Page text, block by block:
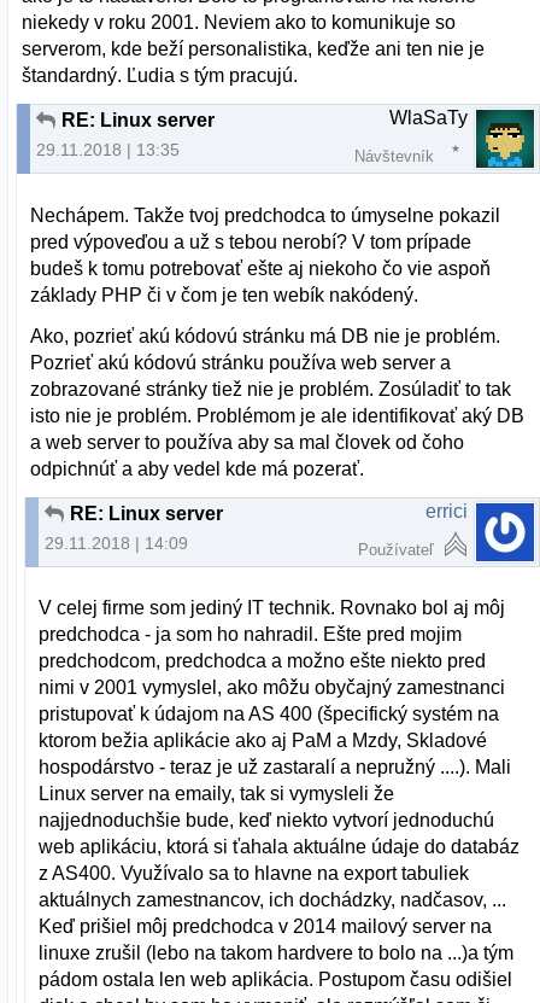
niekedy v roku 2001. Neviem ako to komunikuje so
serverom, kde beží personalistika, keďže ani ten nie je
štandardný. Ľudia s tým pracujú.
RE: Linux server
29.11.2018 | 13:35
WlaSaTy
Návštevník
Nechápem. Takže tvoj predchodca to úmyselne pokazil
pred výpoveďou a už s tebou nerobí? V tom prípade
budeš k tomu potrebovať ešte aj niekoho čo vie aspoň
základy PHP či v čom je ten webík nakódený.
Ako, pozrieť akú kódovú stránku má DB nie je problém.
Pozrieť akú kódovú stránku používa web server a
zobrazované stránky tiež nie je problém. Zosúladiť to tak
isto nie je problém. Problémom je ale identifikovať aký DB
a web server to používa aby sa mal človek od čoho
odpichnúť a aby vedel kde má pozerať.
RE: Linux server
29.11.2018 | 14:09
errici
Používateľ
V celej firme som jediný IT technik. Rovnako bol aj môj
predchodca - ja som ho nahradil. Ešte pred mojim
predchodcom, predchodca a možno ešte niekto pred
nimi v 2001 vymyslel, ako môžu obyčajný zamestnanci
pristupovať k údajom na AS 400 (špecifický systém na
ktorom bežia aplikácie ako aj PaM a Mzdy, Skladové
hospodárstvo - teraz je už zastaralí a nepružný ....). Mali
Linux server na emaily, tak si vymysleli že
najjednoduchšie bude, keď niekto vytvorí jednoduchú
web aplikáciu, ktorá si ťahala aktuálne údaje do databáz
z AS400. Využívalo sa to hlavne na export tabuliek
aktuálnych zamestnancov, ich dochádzky, nadčasov, ...
Keď prišiel môj predchodca v 2014 mailový server na
linuxe zrušil (lebo na takom hardvere to bolo na ...)a tým
pádom ostala len web aplikácia. Postupom času odišiel